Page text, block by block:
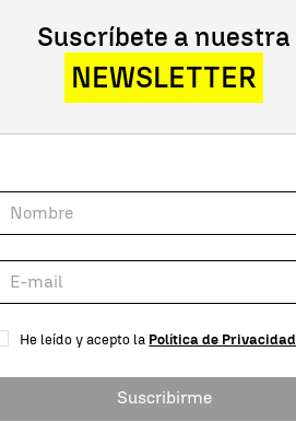
Suscríbete a nuestra
NEWSLETTER
He leído y acepto la Política de Privacidad
Suscribirme